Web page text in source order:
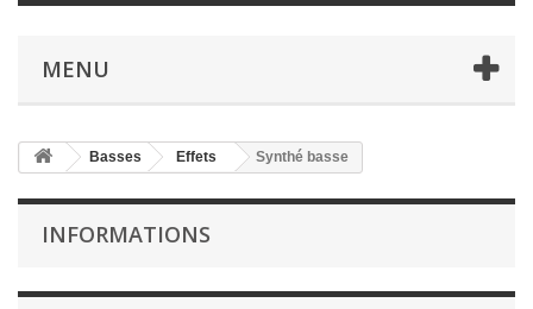
MENU
Basses Effets Synthé basse
INFORMATIONS